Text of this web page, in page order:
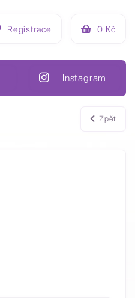
Registrace 0 Kč
Instagram
Zpět